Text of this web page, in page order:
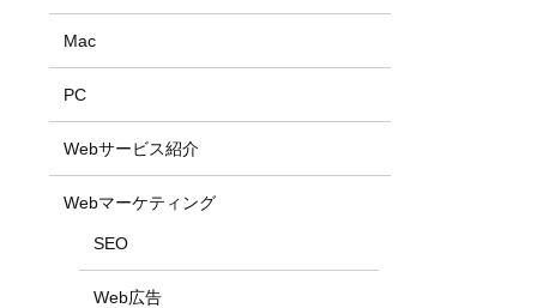
Mac
PC
Webサービス紹介
Webマーケティング
SEO
Web広告